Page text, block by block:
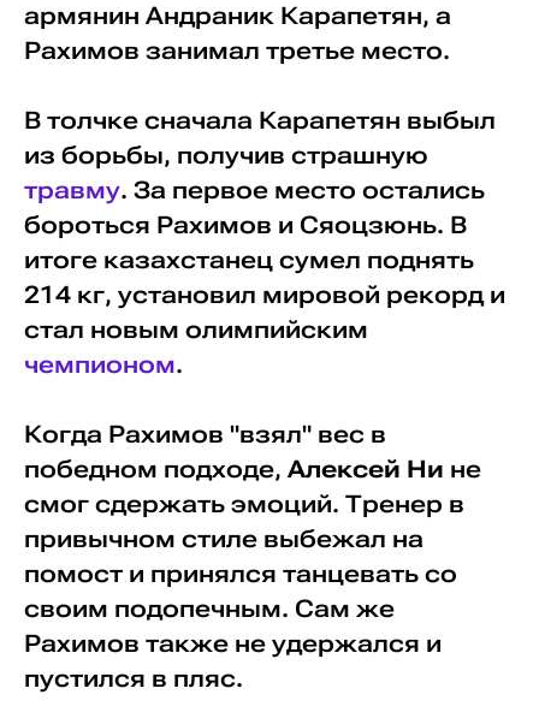
армянин Андраник Карапетян, а
Рахимов занимал третье место.
В толчке сначала Карапетян выбыл
из борьбы, получив страшную
травму. За первое место остались
бороться Рахимов и Сяоцзюнь. В
итоге казахстанец сумел поднять
214 кг, установил мировой рекорд и
стал новым олимпийским
чемпионом.
Когда Рахимов "взял" вес в
победном подходе, Алексей Ни не
смог сдержать эмоций. Тренер в
привычном стиле выбежал на
помост и принялся танцевать со
своим подопечным. Сам же
Рахимов также не удержался и
пустился в пляс.